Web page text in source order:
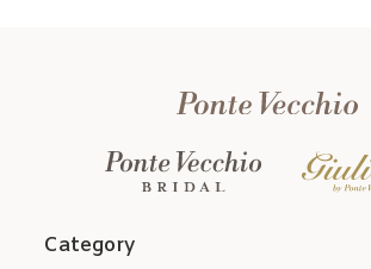
Category